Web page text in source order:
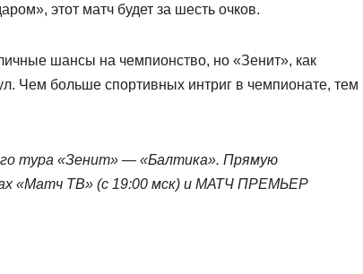
этот матч будет за шесть очков.
шансы на чемпионство, но «Зенит», как
Чем больше спортивных интриг в чемпионате, тем
тура «Зенит» — «Балтика». Прямую
«Матч ТВ» (с 19:00 мск) и МАТЧ ПРЕМЬЕР